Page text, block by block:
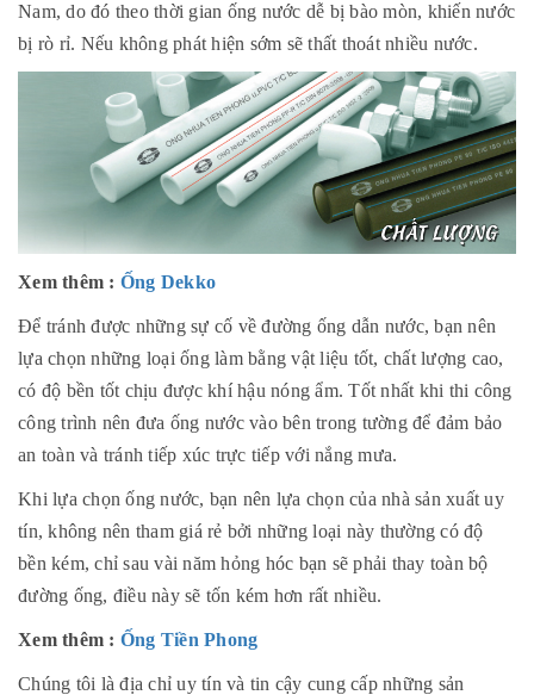
Nam, do đó theo thời gian ống nước dễ bị bào mòn, khiến nước
bị rò rỉ. Nếu không phát hiện sớm sẽ thất thoát nhiều nước.
Xem thêm : Ống Dekko
Để tránh được những sự cố về đường ống dẫn nước, bạn nên
lựa chọn những loại ống làm bằng vật liệu tốt, chất lượng cao,
có độ bền tốt chịu được khí hậu nóng ẩm. Tốt nhất khi thi công
công trình nên đưa ống nước vào bên trong tường để đảm bảo
an toàn và tránh tiếp xúc trực tiếp với nắng mưa.
Khi lựa chọn ống nước, bạn nên lựa chọn của nhà sản xuất uy
tín, không nên tham giá rẻ bởi những loại này thường có độ
bền kém, chỉ sau vài năm hỏng hóc bạn sẽ phải thay toàn bộ
đường ống, điều này sẽ tốn kém hơn rất nhiều.
Xem thêm : Ống Tiền Phong
Chúng tôi là địa chỉ uy tín và tin cậy cung cấp những sản